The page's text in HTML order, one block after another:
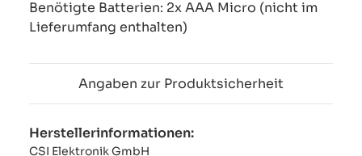
Benötigte Batterien: 2x AAA Micro (nicht im
Lieferumfang enthalten)
Angaben zur Produktsicherheit
Herstellerinformationen:
CSI Elektronik GmbH